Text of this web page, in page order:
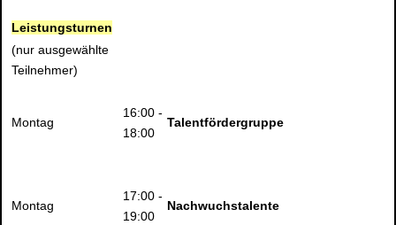
Leistungsturnen
(nur ausgewählte
Teilnehmer)
Montag
16:00 -
18:00
Talentfördergruppe
Montag
17:00 -
19:00
Nachwuchstalente